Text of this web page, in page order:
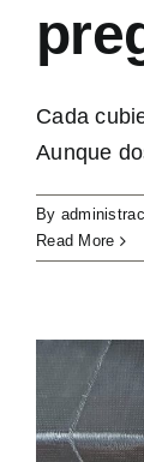
Cada
Aunque
By
Read More